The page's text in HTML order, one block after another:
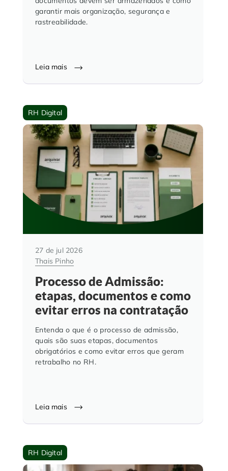
garantir mais organização, segurança e
rastreabilidade.
Leia mais
RH Digital
27 de jul 2026
Thais Pinho
Processo de Admissão:
etapas, documentos e como
evitar erros na contratação
Entenda o que é o processo de admissão,
quais são suas etapas, documentos
obrigatórios e como evitar erros que geram
retrabalho no RH.
Leia mais
RH Digital